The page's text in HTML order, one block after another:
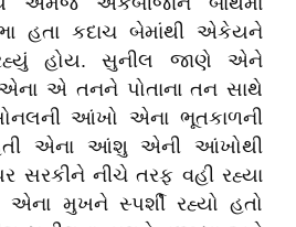
હતા કદાચ બેમાંથી એકેયને
રહ્યું હોય. સુનીલ જાણે એને
એ તનને પોતાના તન સાથે
આંખો એના ભૂતકાળની
હતી એના આંશુ એની આંખોથી
સરકીને નીચે તરફ વહી રહ્યા
એના મુખને સ્પર્શી રહ્યો હતો